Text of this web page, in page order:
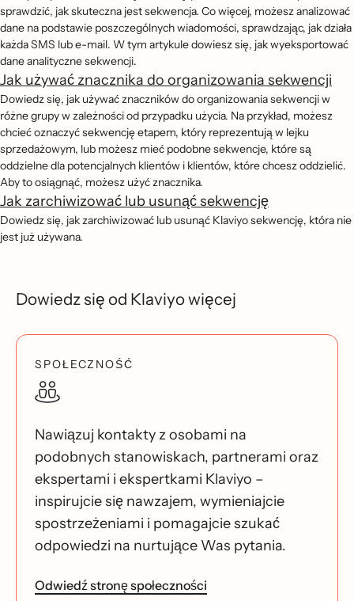
sprawdzić, jak skuteczna jest sekwencja. Co więcej, możesz analizować
dane na podstawie poszczególnych wiadomości, sprawdzając, jak działa
każda SMS lub e-mail. W tym artykule dowiesz się, jak wyeksportować
dane analityczne sekwencji.
Jak używać znacznika do organizowania sekwencji
Dowiedz się, jak używać znaczników do organizowania sekwencji w
różne grupy w zależności od przypadku użycia. Na przykład, możesz
chcieć oznaczyć sekwencję etapem, który reprezentują w lejku
sprzedażowym, lub możesz mieć podobne sekwencje, które są
oddzielne dla potencjalnych klientów i klientów, które chcesz oddzielić.
Aby to osiągnąć, możesz użyć znacznika.
Jak zarchiwizować lub usunąć sekwencję
Dowiedz się, jak zarchiwizować lub usunąć Klaviyo sekwencję, która nie
jest już używana.
Dowiedz się od Klaviyo więcej
SPOŁECZNOŚĆ
Nawiązuj kontakty z osobami na
podobnych stanowiskach, partnerami oraz
ekspertami i ekspertkami Klaviyo –
inspirujcie się nawzajem, wymieniajcie
spostrzeżeniami i pomagajcie szukać
odpowiedzi na nurtujące Was pytania.
Odwiedź stronę społeczności